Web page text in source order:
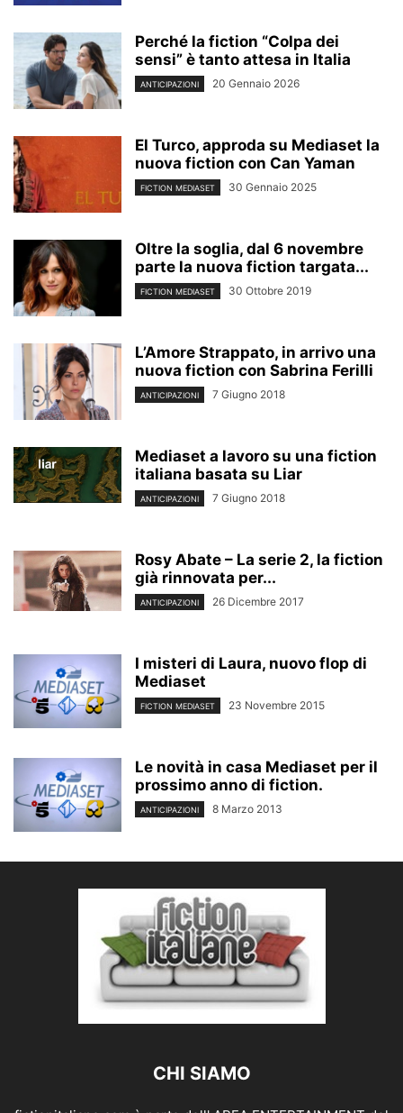
Perché la fiction “Colpa dei
sensi” è tanto attesa in Italia
ANTICIPAZIONI 20 Gennaio 2026
El Turco, approda su Mediaset la
nuova fiction con Can Yaman
FICTION MEDIASET 30 Gennaio 2025
Oltre la soglia, dal 6 novembre
parte la nuova fiction targata...
FICTION MEDIASET 30 Ottobre 2019
L’Amore Strappato, in arrivo una
nuova fiction con Sabrina Ferilli
ANTICIPAZIONI 7 Giugno 2018
Mediaset a lavoro su una fiction
italiana basata su Liar
ANTICIPAZIONI 7 Giugno 2018
Rosy Abate – La serie 2, la fiction
già rinnovata per...
ANTICIPAZIONI 26 Dicembre 2017
I misteri di Laura, nuovo flop di
Mediaset
FICTION MEDIASET 23 Novembre 2015
Le novità in casa Mediaset per il
prossimo anno di fiction.
ANTICIPAZIONI 8 Marzo 2013
CHI SIAMO